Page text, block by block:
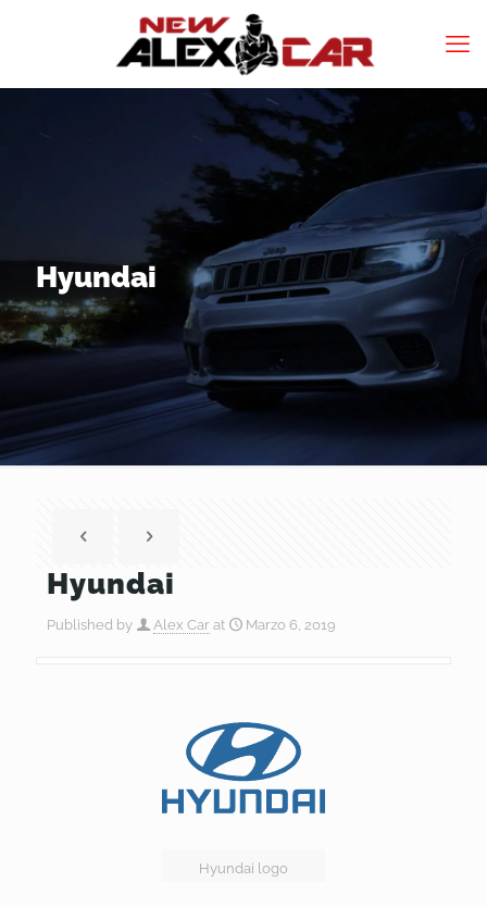
Hyundai
Hyundai
Published by Alex Car at Marzo 6, 2019
Hyundai logo